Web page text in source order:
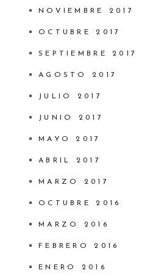
NOVIEMBRE 2017
OCTUBRE 2017
SEPTIEMBRE 2017
AGOSTO 2017
JULIO 2017
JUNIO 2017
MAYO 2017
ABRIL 2017
MARZO 2017
OCTUBRE 2016
MARZO 2016
FEBRERO 2016
ENERO 2016